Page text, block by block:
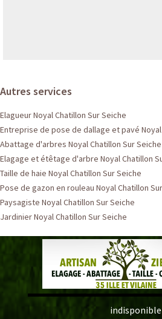
Autres services
Elagueur Noyal Chatillon Sur Seiche
Entreprise de pose de dallage et pavé
Abattage d'arbres Noyal Chatillon Sur Seiche
Elagage et étêtage d'arbre Noyal Chatillon
Taille de haie Noyal Chatillon Sur Seiche
Pose de gazon en rouleau Noyal Chatillon
Paysagiste Noyal Chatillon Sur Seiche
Jardinier Noyal Chatillon Sur Seiche
indisponible